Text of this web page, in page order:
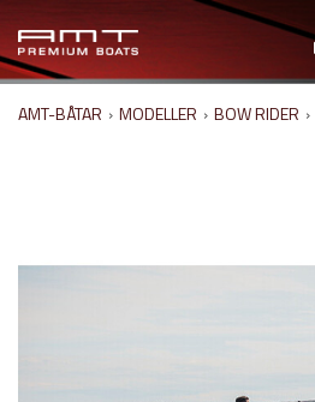
AMT-BÅTAR › MODELLER › BOW RIDER ›